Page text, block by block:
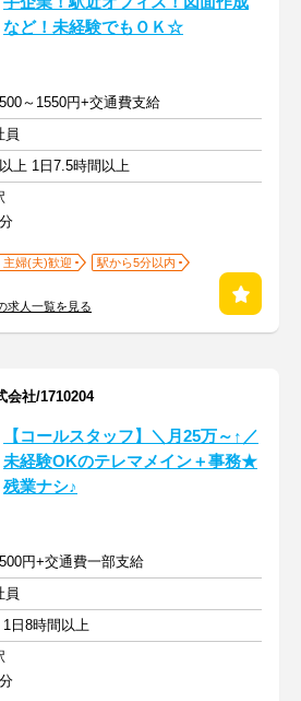
など！未経験でもＯＫ☆
～1550円+交通費支給
員
上 1日7.5時間以上
主婦(夫)歓迎
駅から5分以内
求人一覧を見る
会社/1710204
【コールスタッフ】＼月25万～↑／
未経験OKのテレマメイン＋事務★
残業ナシ♪
円+交通費一部支給
員
日8時間以上